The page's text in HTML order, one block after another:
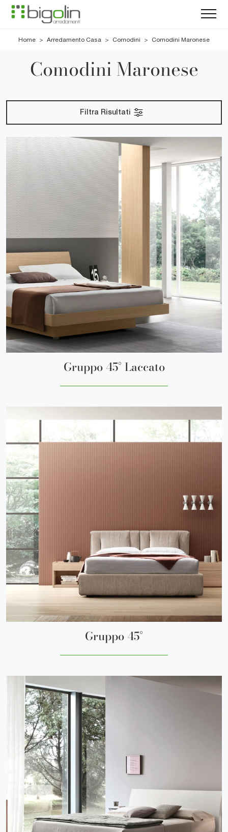
Home > Arredamento Casa > Comodini > Comodini Maronese
Comodini Maronese
Filtra Risultati
Gruppo 45° Laccato
Gruppo 45°